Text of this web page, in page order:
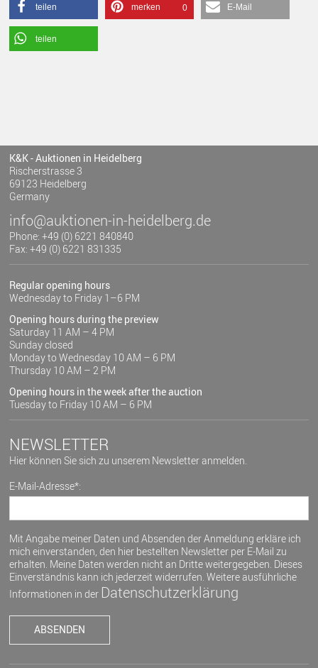
teilen merken 0 E-Mail
teilen
K&K - Auktionen in Heidelberg
Rischerstrasse 3
69123 Heidelberg
Germany
info@auktionen-in-heidelberg.de
Phone: +49 (0) 6221 840840
Fax: +49 (0) 6221 831335
Regular opening hours
Wednesday to Friday 1–6 PM
Opening hours during the preview
Saturday 11 AM – 4 PM
Sunday closed
Monday to Wednesday 10 AM – 6 PM
Thursday 10 AM – 2 PM
Opening hours in the week after the auction
Tuesday to Friday 10 AM – 6 PM
NEWSLETTER
Hier können Sie sich zu unserem Newsletter anmelden.
E-Mail-Adresse*:
Mit Angabe meiner Daten und Absenden der Anmeldung erkläre ich
mich einverstanden, den hier bestellten Newsletter per E-Mail zu
erhalten. Meine Daten werden nicht an Dritte weitergegeben. Dieses
Einverständnis kann ich jederzeit widerrufen. Weitere ausführliche
Informationen in der Datenschutzerklärung